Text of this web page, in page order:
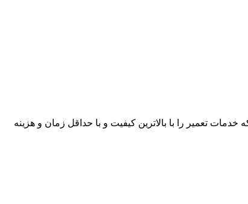
تعمیر را با بالاترین کیفیت و با حداقل زمان و هزینه